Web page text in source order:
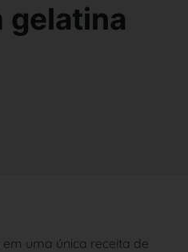
gelatina
uma única receita de